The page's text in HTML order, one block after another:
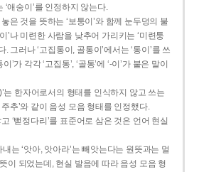
‘애숭이’를 인정하지 않는다.
은 것을 뜻하는 ‘보퉁이’와 함께 눈두덩의 불
’나 미련한 사람을 낮추어 가리키는 ‘미련퉁
. 그러나 ‘고집통이, 골통이’에서는 ‘통이’를 쓰
’가 각각 ‘고집통’, ‘골통’에 ‘-이’가 붙은 말이
는 한자어로서의 형태를 인식하지 않고 쓰는
추’와 같이 음성 모음 형태를 인정했다.
‘뻗정다리’를 표준어로 삼은 것은 언어 현실
는 ‘앗아, 앗아라’는 빼앗는다는 원뜻과는 멀
이 되었는데, 현실 발음에 따라 음성 모음 형